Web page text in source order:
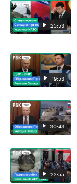
25:53
19:53
30:43
22:55